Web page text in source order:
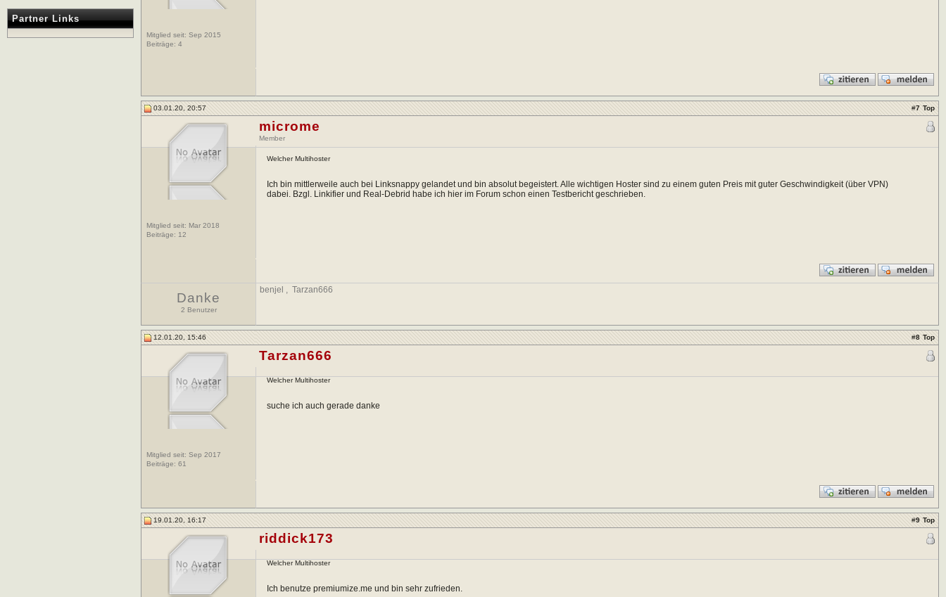
Partner Links
Mitglied seit: Sep 2015
Beiträge: 4
03.01.20, 20:57 #7 Top
Mitglied seit: Mar 2018
Beiträge: 12
microme
Member
Welcher Multihoster
Ich bin mittlerweile auch bei Linksnappy gelandet und bin absolut begeistert. Alle wichtigen Hoster sind zu einem guten Preis mit guter Geschwindigkeit (über VPN)
dabei. Bzgl. Linkifier und Real-Debrid habe ich hier im Forum schon einen Testbericht geschrieben.
Danke
2 Benutzer
benjel , Tarzan666
12.01.20, 15:46 #8 Top
Mitglied seit: Sep 2017
Beiträge: 61
Tarzan666
Welcher Multihoster
suche ich auch gerade danke
19.01.20, 16:17 #9 Top
riddick173
Welcher Multihoster
Ich benutze premiumize.me und bin sehr zufrieden.